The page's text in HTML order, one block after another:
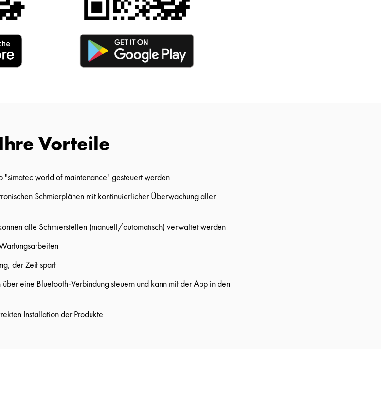
Vorteile
"simatec world of maintenance" gesteuert werden
Schmierplänen mit kontinuierlicher Überwachung aller
alle Schmierstellen (manuell/automatisch) verwaltet werden
der Zeit spart
über eine Bluetooth-Verbindung steuern und kann mit der App in den
Installation der Produkte